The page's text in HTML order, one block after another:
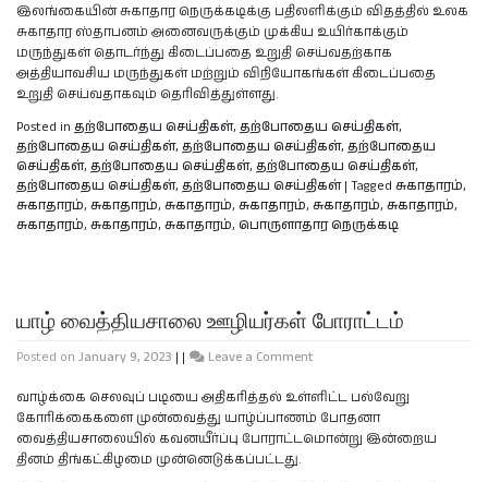
இலங்கையின் சுகாதார நெருக்கடிக்கு பதிலளிக்கும் விதத்தில் உலக
சுகாதார ஸ்தாபனம் அனைவருக்கும் முக்கிய உயிர்காக்கும்
மருந்துகள் தொடர்ந்து கிடைப்பதை உறுதி செய்வதற்காக
அத்தியாவசிய மருந்துகள் மற்றும் விநியோகங்கள் கிடைப்பதை
உறுதி செய்வதாகவும் தெரிவித்துள்ளது.
Posted in தற்போதைய செய்திகள், தற்போதைய செய்திகள்,
தற்போதைய செய்திகள், தற்போதைய செய்திகள், தற்போதைய
செய்திகள், தற்போதைய செய்திகள், தற்போதைய செய்திகள்,
தற்போதைய செய்திகள், தற்போதைய செய்திகள்| Tagged சுகாதாரம்,
சுகாதாரம், சுகாதாரம், சுகாதாரம், சுகாதாரம், சுகாதாரம், சுகாதாரம்,
சுகாதாரம், சுகாதாரம், சுகாதாரம், பொருளாதார நெருக்கடி
யாழ் வைத்தியசாலை ஊழியர்கள் போராட்டம்
Posted on January 9, 2023 | | Leave a Comment
வாழ்க்கை செலவுப் படியை அதிகரித்தல் உள்ளிட்ட பல்வேறு
கோரிக்கைகளை முன்வைத்து யாழ்ப்பாணம் போதனா
வைத்தியசாலையில் கவனயீர்ப்பு போராட்டமொன்று இன்றைய
தினம் திங்கட்கிழமை முன்னெடுக்கப்பட்டது.